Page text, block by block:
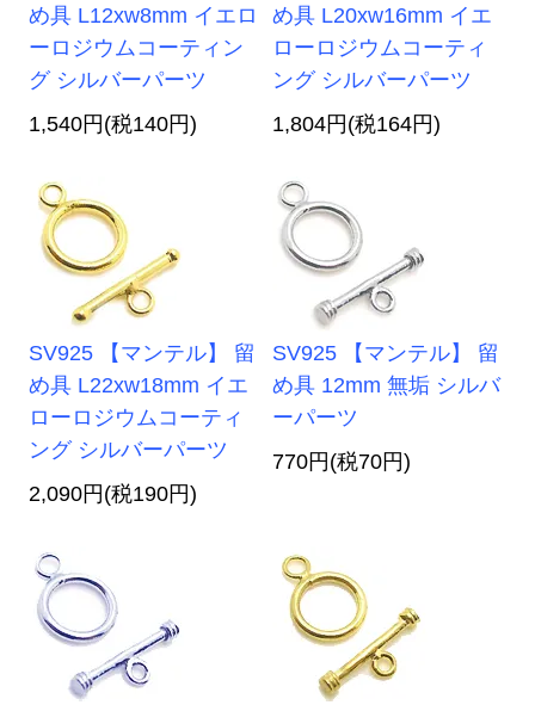
め具 L12xw8mm イエロ
ーロジウムコーティン
グ シルバーパーツ
1,540円(税140円)
め具 L20xw16mm イエ
ローロジウムコーティ
ング シルバーパーツ
1,804円(税164円)
SV925 【マンテル】 留
め具 L22xw18mm イエ
ローロジウムコーティ
ング シルバーパーツ
2,090円(税190円)
SV925 【マンテル】 留
め具 12mm 無垢 シルバ
ーパーツ
770円(税70円)